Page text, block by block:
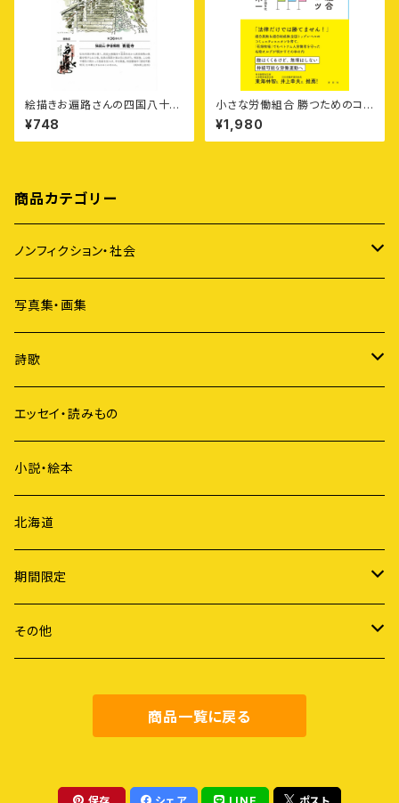
絵描きお遍路さんの四国八十八
カ所御朱印付きポストカード集
〈第4集〉高知6カ寺・愛媛5カ寺
¥748
小さな労働組合 勝つためのコツ
——攻める・守る・長く続ける
¥1,980
商品カテゴリー
ノンフィクション・社会
アイヌ
原発
ジェンダー
歴史
国際社会
ライフスタイル
労働
農業・食
写真集・画集
詩歌
短歌
俳句
詩
エッセイ・読みもの
小説・絵本
北海道
期間限定
謝恩セール
その他
商品一覧に戻る